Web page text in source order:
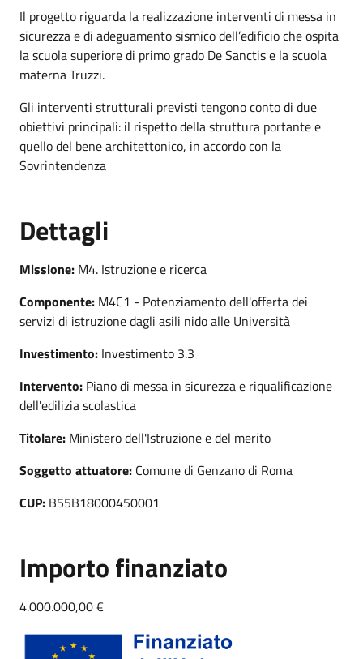
Il progetto riguarda la realizzazione interventi di messa in
sicurezza e di adeguamento sismico dell’edificio che ospita
la scuola superiore di primo grado De Sanctis e la scuola
materna Truzzi.
Gli interventi strutturali previsti tengono conto di due
obiettivi principali: il rispetto della struttura portante e
quello del bene architettonico, in accordo con la
Sovrintendenza
Dettagli
Missione: M4. Istruzione e ricerca
Componente: M4C1 - Potenziamento dell'offerta dei
servizi di istruzione dagli asili nido alle Università
Investimento: Investimento 3.3
Intervento: Piano di messa in sicurezza e riqualificazione
dell'edilizia scolastica
Titolare: Ministero dell'Istruzione e del merito
Soggetto attuatore: Comune di Genzano di Roma
CUP: B55B18000450001
Importo finanziato
4.000.000,00 €